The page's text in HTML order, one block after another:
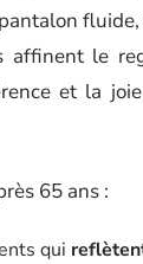
le
et la
65 ans :
qui